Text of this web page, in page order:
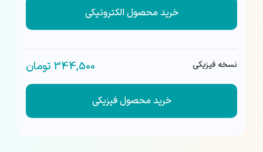
خرید محصول الکترونیکی
نسخه فیزیکی 344,500 تومان
خرید محصول فیزیکی